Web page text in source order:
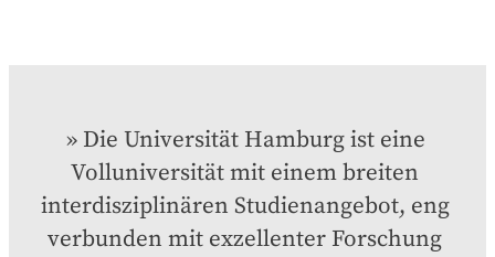
Die Universität Hamburg ist eine
Volluniversität mit einem breiten
interdisziplinären Studienangebot, eng
verbunden mit exzellenter Forschung